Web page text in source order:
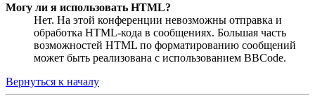
Могу ли я использовать HTML?
Нет. На этой конференции невозможны отправка и
обработка HTML-кода в сообщениях. Большая часть
возможностей HTML по форматированию сообщений
может быть реализована с использованием BBCode.
Вернуться к началу